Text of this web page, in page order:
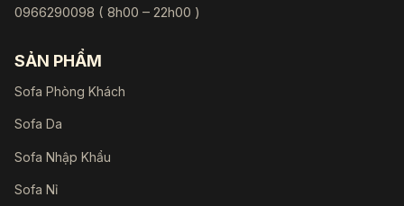
0966290098 ( 8h00 – 22h00 )
SẢN PHẨM
Sofa Phòng Khách
Sofa Da
Sofa Nhập Khẩu
Sofa Nỉ